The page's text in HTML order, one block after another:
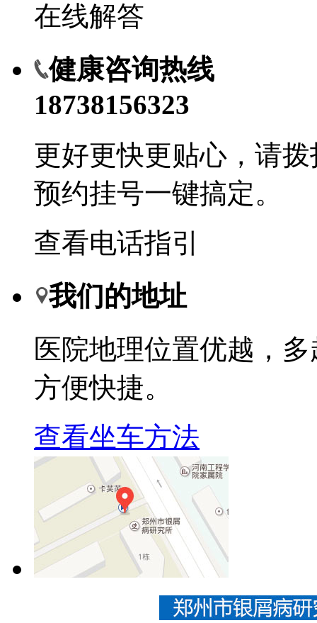
在线解答
健康咨询热线
18738156323
更好更快更贴心，请
预约挂号一键搞定。
查看电话指引
我们的地址
医院地理位置优越，
方便快捷。
查看坐车方法